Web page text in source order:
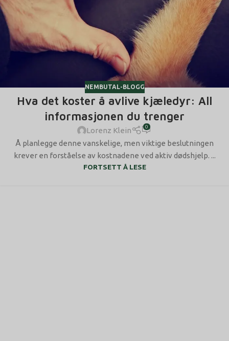
NEMBUTAL-BLOGG
Hva det koster å avlive kjæledyr: All
informasjonen du trenger
Lorenz Klein 0
Å planlegge denne vanskelige, men viktige beslutningen
krever en forståelse av kostnadene ved aktiv dødshjelp. ...
FORTSETT Å LESE